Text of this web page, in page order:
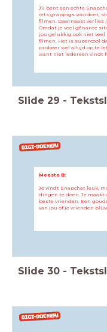
Jij bent een echte
iets grappigs voordoet,
filmen. Daarnaast verlies
Omdat je veel gênante
jou gelukkig ook niet
filmen. Het is supercool
probeer wel altijd op te
want niet iedereen vindt
Slide 29 -
Meeste B:
Je vindt Snapchat leuk,
dingen te doen. Je maakt
beste vrienden. Een
van jou of je vrienden
Slide 30 -